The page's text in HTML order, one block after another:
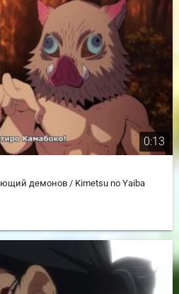
0:13
демонов / Kimetsu no Yaiba